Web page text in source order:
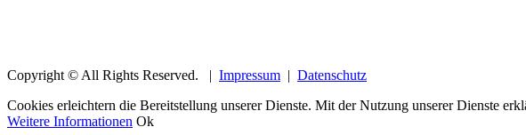
Vom Stress zur Entspannung – Die kleine Reihe,
Osho Verlag, 2001
Copyright © All Rights Reserved. | Impressum | Datenschutz
Cookies erleichtern die Bereitstellung unserer Dienste. Mit der Nutzung unserer Dienste
Weitere Informationen Ok